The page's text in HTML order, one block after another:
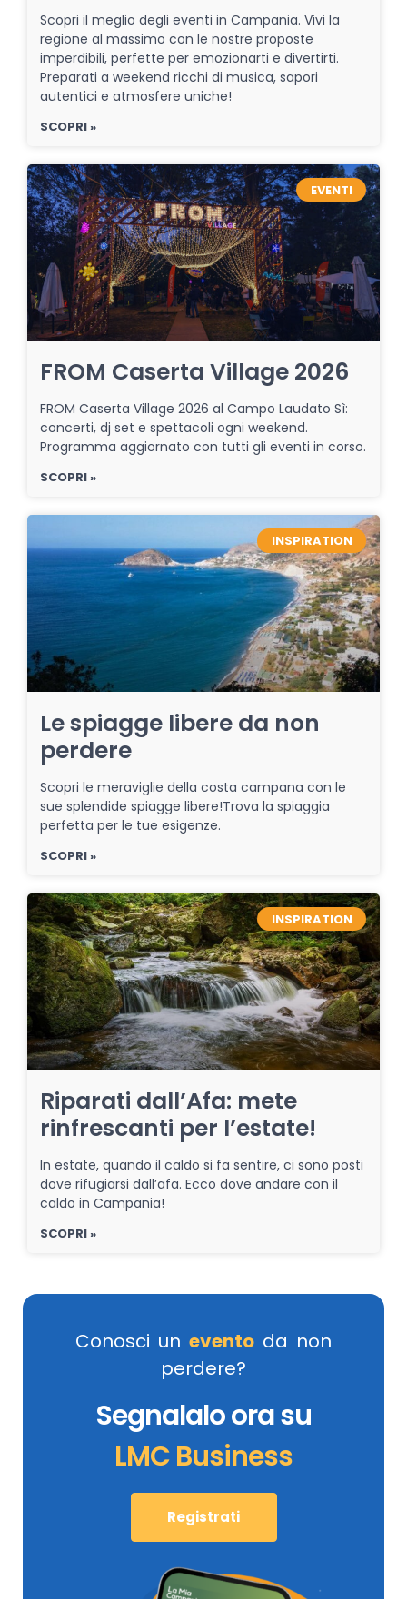
Scopri il meglio degli eventi in Campania. Vivi la
regione al massimo con le nostre proposte
imperdibili, perfette per emozionarti e divertirti.
Preparati a weekend ricchi di musica, sapori
autentici e atmosfere uniche!
SCOPRI »
EVENTI
FROM Caserta Village 2026
FROM Caserta Village 2026 al Campo Laudato Sì:
concerti, dj set e spettacoli ogni weekend.
Programma aggiornato con tutti gli eventi in corso.
SCOPRI »
INSPIRATION
Le spiagge libere da non
perdere
Scopri le meraviglie della costa campana con le
sue splendide spiagge libere!Trova la spiaggia
perfetta per le tue esigenze.
SCOPRI »
INSPIRATION
Riparati dall’Afa: mete
rinfrescanti per l’estate!
In estate, quando il caldo si fa sentire, ci sono posti
dove rifugiarsi dall’afa. Ecco dove andare con il
caldo in Campania!
SCOPRI »
Conosci un evento da non
perdere?
Segnalalo ora su
LMC Business
Registrati